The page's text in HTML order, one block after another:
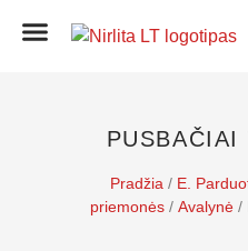
PUSBAČIAI
Pradžia / E.
priemonės / Avalynė /